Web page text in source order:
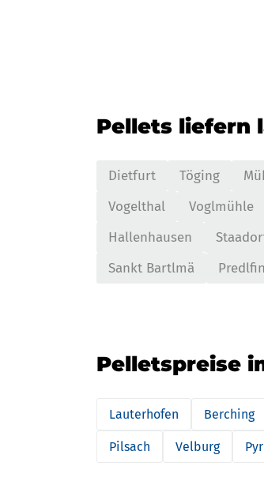
Pellets liefern
Dietfurt Töging
Vogelthal
Voglmühle
Hallenhausen
Sankt Bartlmä
Pelletspreise
Lauterhofen Berching
Pilsach Velburg